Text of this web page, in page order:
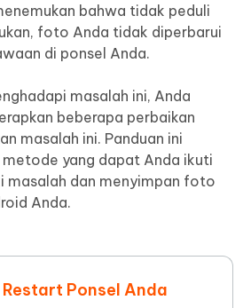
bahwa tidak peduli
foto Anda tidak diperbarui
di ponsel Anda.
masalah ini, Anda
beberapa perbaikan
masalah ini. Panduan ini
yang dapat Anda ikuti
masalah dan menyimpan foto
Anda.
Restart Ponsel Anda